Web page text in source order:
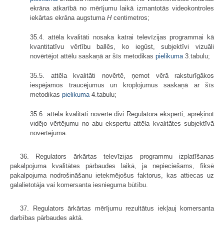
ekrāna atkarībā no mērījumu laikā izmantotās videokontroles
iekārtas ekrāna augstuma Hcentimetros;
35.4. attēla kvalitāti nosaka katrai televīzijas programmai kā
kvantitatīvu vērtību ballēs, ko iegūst, subjektīvi vizuāli
novērtējot attēlu saskaņā ar šīs metodikas pielikuma 3.tabulu;
35.5. attēla kvalitāti novērtē, ņemot vērā raksturīgākos
iespējamos traucējumus un kropļojumus saskaņā ar šīs
metodikas pielikuma 4.tabulu;
35.6. attēla kvalitāti novērtē divi Regulatora eksperti, aprēķinot
vidējo vērtējumu no abu ekspertu attēla kvalitātes subjektīvā
novērtējuma.
36. Regulators ārkārtas televīzijas programmu izplatīšanas
pakalpojuma kvalitātes pārbaudes laikā, ja nepieciešams, fiksē
pakalpojuma nodrošināšanu ietekmējošus faktorus, kas attiecas uz
galalietotāja vai komersanta iesnieguma būtību.
37. Regulators ārkārtas mērījumu rezultātus iekļauj komersanta
darbības pārbaudes aktā.